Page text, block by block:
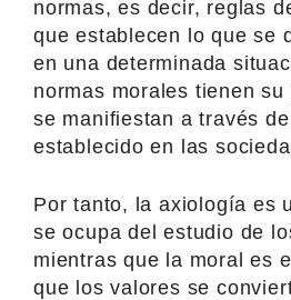
normas, es decir, reglas
que establecen lo que se
en una determinada
normas morales tienen
se manifiestan a través
establecido en las
Por tanto, la axiología es
se ocupa del estudio de
mientras que la moral es
que los valores se